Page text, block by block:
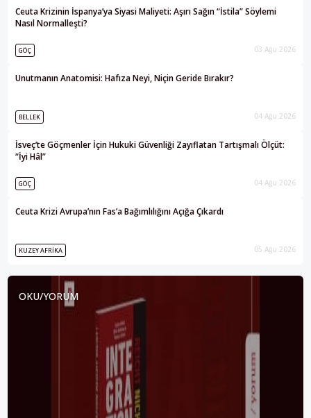
Ceuta Krizinin İspanya’ya Siyasi Maliyeti: Aşırı Sağın “İstila” Söylemi
Nasıl Normalleşti?
GÖÇ 03 Ağu 2026
Unutmanın Anatomisi: Hafıza Neyi, Niçin Geride Bırakır?
BELLEK 04 Ağu 2026
İsveç’te Göçmenler İçin Hukuki Güvenliği Zayıflatan Tartışmalı Ölçüt:
“İyi Hâl”
GÖÇ 04 Ağu 2026
Ceuta Krizi Avrupa’nın Fas’a Bağımlılığını Açığa Çıkardı
KUZEY AFRIKA 05 Ağu 2026
OKU/YORUM